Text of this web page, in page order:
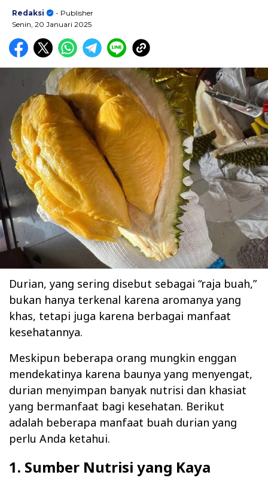
Redaksi
- Publisher
Senin, 20 Januari 2025
Durian, yang sering disebut sebagai “raja buah,”
bukan hanya terkenal karena aromanya yang
khas, tetapi juga karena berbagai manfaat
kesehatannya.
Meskipun beberapa orang mungkin enggan
mendekatinya karena baunya yang menyengat,
durian menyimpan banyak nutrisi dan khasiat
yang bermanfaat bagi kesehatan. Berikut
adalah beberapa manfaat buah durian yang
perlu Anda ketahui.
1. Sumber Nutrisi yang Kaya